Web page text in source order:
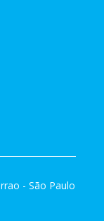
- São Paulo